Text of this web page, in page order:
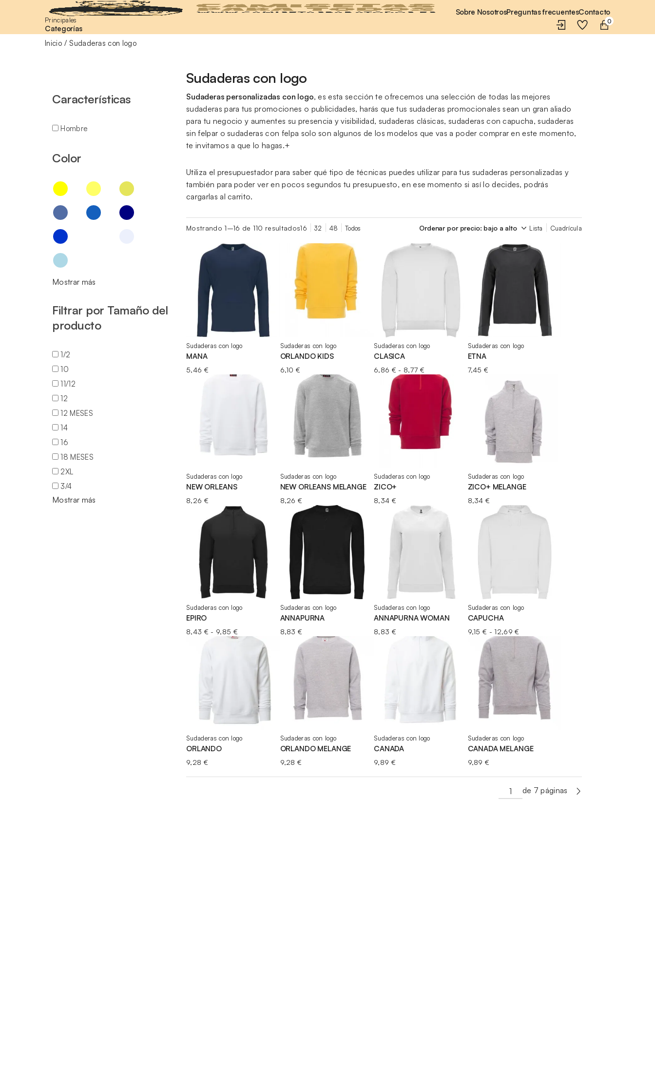
Principales
Categorías
Sobre NosotrosPreguntas frecuentesContacto
0
Inicio Sudaderas con logo
Características
Hombre
Color
Mostrar más
Filtrar por Tamaño del
producto
1/2
10
11/12
12
12 MESES
14
16
18 MESES
2XL
3/4
Mostrar más
Sudaderas con logo
Sudaderas personalizadas con logo, es esta sección te ofrecemos una selección de todas las mejores
sudaderas para tus promociones o publicidades, harás que tus sudaderas promocionales sean un gran aliado
para tu negocio y aumentes su presencia y visibilidad, sudaderas clásicas, sudaderas con capucha, sudaderas
sin felpar o sudaderas con felpa solo son algunos de los modelos que vas a poder comprar en este momento,
te invitamos a que lo hagas.+
Utiliza el presupuestador para saber qué tipo de técnicas puedes utilizar para tus sudaderas personalizadas y
también para poder ver en pocos segundos tu presupuesto, en ese momento si así lo decides, podrás
cargarlas al carrito.
Mostrando 1–16 de 110 resultados
Ordenado
precio:
bajo
alto
16 32 48 Todos Lista Cuadrícula
Sudaderas con logo
MANA
5,46 €
Sudaderas con logo
ORLANDO KIDS
6,10€
Sudaderas con logo
CLASICA
6,86 € - 8,77 €Rango
precios:
desde
6,86 €
hasta
Sudaderas con logo
ETNA
7,45€
Sudaderas con logo
NEW ORLEANS
8,26 €
Sudaderas con logo
NEW ORLEANS MELANGE
8,26€
Sudaderas con logo
ZICO+
8,34 €
Sudaderas con logo
ZICO+ MELANGE
8,34€
Sudaderas con logo
EPIRO
8,43 € - 9,85 €Rango
de
precios:
desde
8,43 €
Sudaderas con logo
ANNAPURNA
8,83€
Sudaderas con logo
ANNAPURNA WOMAN
8,83 €
Sudaderas con logo
CAPUCHA
9,15€ - 12,69€
precios:
desde
9,15 €
hasta
12,69 €
Sudaderas con logo
ORLANDO
9,28 €
Sudaderas con logo
ORLANDO MELANGE
9,28€
Sudaderas con logo
CANADA
9,89 €
Sudaderas con logo
CANADA MELANGE
9,89€
de 7 páginas